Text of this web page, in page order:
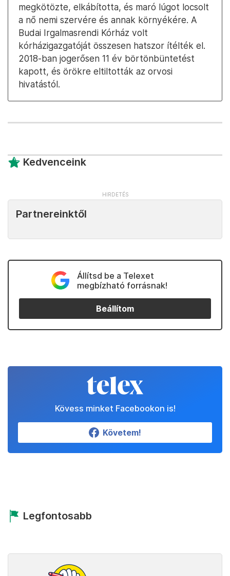
megkötözte, elkábította, és maró lúgot locsolt
a nő nemi szervére és annak környékére. A
Budai Irgalmasrendi Kórház volt
kórházigazgatóját összesen hatszor ítélték el.
2018-ban jogerősen 11 év börtönbüntetést
kapott, és örökre eltiltották az orvosi
hivatástól.
Kedvenceink
Partnereinktől
Állítsd be a Telexet
megbízható forrásnak!
Beállítom
Kövess minket Facebookon is!
Követem!
Legfontosabb